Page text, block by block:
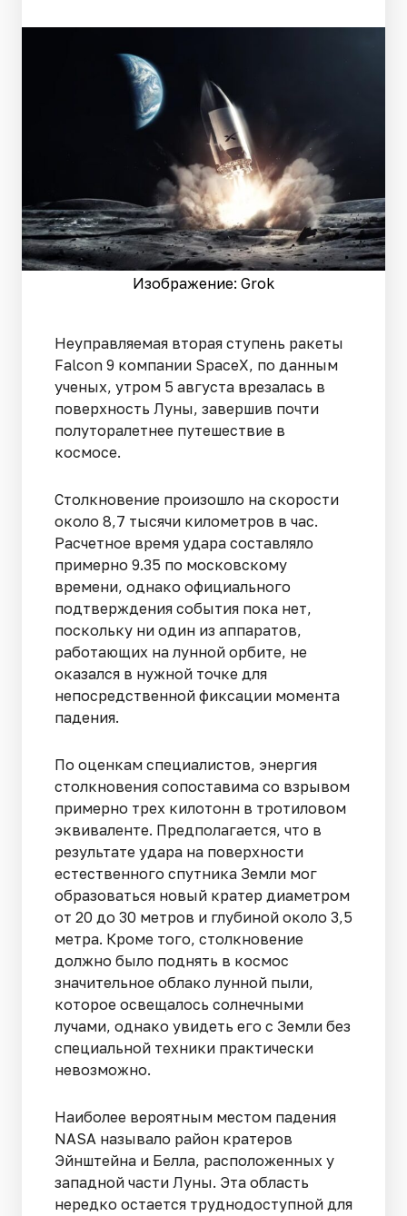
Изображение: Grok
Неуправляемая вторая ступень ракеты
Falcon 9 компании SpaceX, по данным
ученых, утром 5 августа врезалась в
поверхность Луны, завершив почти
полуторалетнее путешествие в
космосе.
Столкновение произошло на скорости
около 8,7 тысячи километров в час.
Расчетное время удара составляло
примерно 9.35 по московскому
времени, однако официального
подтверждения события пока нет,
поскольку ни один из аппаратов,
работающих на лунной орбите, не
оказался в нужной точке для
непосредственной фиксации момента
падения.
По оценкам специалистов, энергия
столкновения сопоставима со взрывом
примерно трех килотонн в тротиловом
эквиваленте. Предполагается, что в
результате удара на поверхности
естественного спутника Земли мог
образоваться новый кратер диаметром
от 20 до 30 метров и глубиной около 3,5
метра. Кроме того, столкновение
должно было поднять в космос
значительное облако лунной пыли,
которое освещалось солнечными
лучами, однако увидеть его с Земли без
специальной техники практически
невозможно.
Наиболее вероятным местом падения
NASA называло район кратеров
Эйнштейна и Белла, расположенных у
западной части Луны. Эта область
нередко остается труднодоступной для